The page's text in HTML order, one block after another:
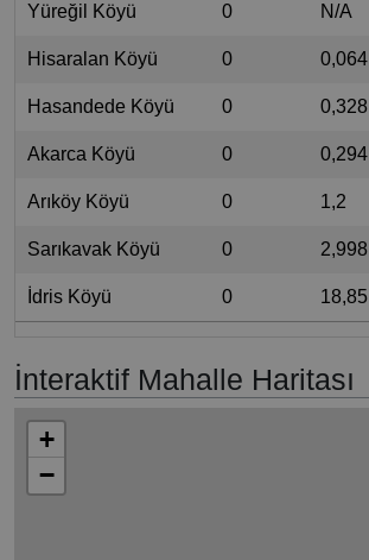
Yüreğil Köyü 0 N/A
Hisaralan Köyü 0 0,064
Hasandede Köyü 0 0,328
Akarca Köyü 0 0,294
Arıköy Köyü 0 1,2
Sarıkavak Köyü 0 2,998
İdris Köyü 0 18,85
İnteraktif Mahalle Haritası
+
−